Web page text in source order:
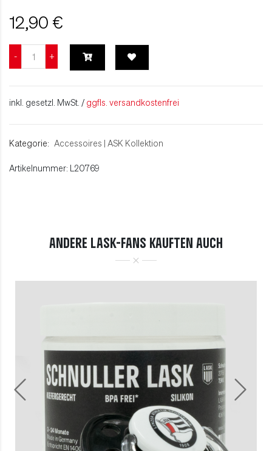
12,90 €
inkl. gesetzl. MwSt. / ggfls. versandkostenfrei
Kategorie: Accessoires | ASK Kollektion
Artikelnummer: L20769
ANDERE LASK-FANS KAUFTEN AUCH